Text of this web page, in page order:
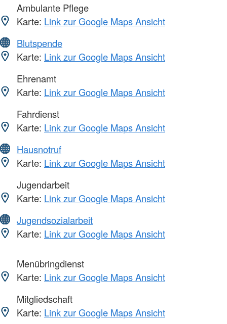
Ambulante Pflege
Karte: Link zur Google Maps Ansicht
Blutspende
Karte: Link zur Google Maps Ansicht
Ehrenamt
Karte: Link zur Google Maps Ansicht
Fahrdienst
Karte: Link zur Google Maps Ansicht
Hausnotruf
Karte: Link zur Google Maps Ansicht
Jugendarbeit
Karte: Link zur Google Maps Ansicht
Jugendsozialarbeit
Karte: Link zur Google Maps Ansicht
Menübringdienst
Karte: Link zur Google Maps Ansicht
Mitgliedschaft
Karte: Link zur Google Maps Ansicht